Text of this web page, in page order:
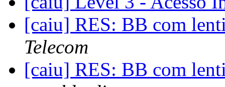
[caiu] RES: BB com
Telecom
[caiu] RES: BB com